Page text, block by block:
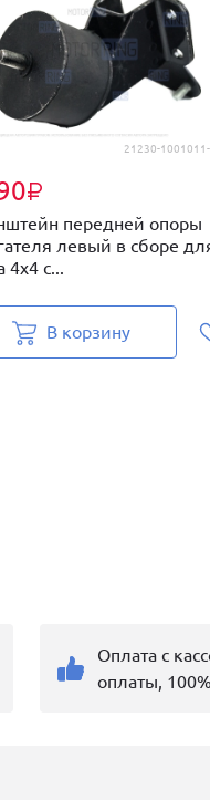
21230-
₽
передней опоры
левый в сборе
4х4 с...
В корзину
Оплата с
оплаты,